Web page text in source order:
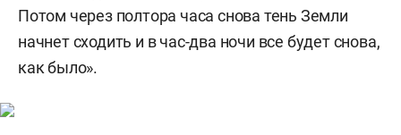
Потом через полтора часа снова тень Земли
начнет сходить и в час-два ночи все будет снова,
как было».